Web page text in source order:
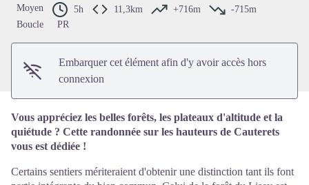
Moyen 5h 11,3km +716m
-715m
Boucle
PR
Embarquer cet élément afin d'y avoir accès hors
connexion
Vous appréciez les belles forêts, les plateaux d'altitude et la
quiétude ? Cette randonnée sur les hauteurs de Cauterets
vous est dédiée !
Certains sentiers mériteraient d'obtenir une distinction tant ils font